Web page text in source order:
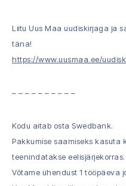
Liitu Uus Maa uudiskirjaga ja
täna!
https://www.uusmaa.ee/
– – – – – – – – – –
Kodu aitab osta Swedbank.
Pakkumise saamiseks kasuta
teenindatakse eelisjärjekorras.
Võtame ühendust 1 tööpäeva